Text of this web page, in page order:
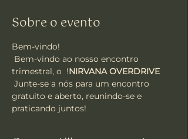
Sobre o evento
Bem-vindo!
trimestral, o !NIRVANA OVERDRIVE
gratuito e aberto, reunindo-se e
praticando juntos!